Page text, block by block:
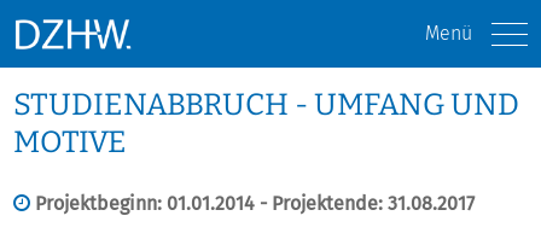
Menü
STUDIENABBRUCH - UMFANG UND
MOTIVE
Projektbeginn: 01.01.2014 - Projektende: 31.08.2017